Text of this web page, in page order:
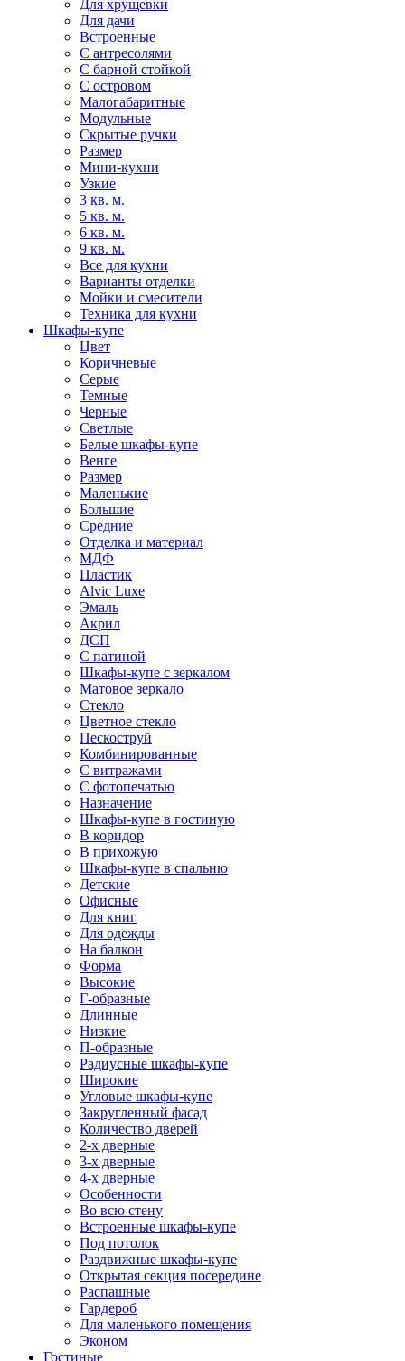
Для хрущевки
Для дачи
Встроенные
С антресолями
С барной стойкой
С островом
Малогабаритные
Модульные
Скрытые ручки
Размер
Мини-кухни
Узкие
3 кв. м.
5 кв. м.
6 кв. м.
9 кв. м.
Все для кухни
Варианты отделки
Мойки и смесители
Техника для кухни
Шкафы-купе
Цвет
Коричневые
Серые
Темные
Черные
Светлые
Белые шкафы-купе
Венге
Размер
Маленькие
Большие
Средние
Отделка и материал
МДФ
Пластик
Alvic Luxe
Эмаль
Акрил
ДСП
С патиной
Шкафы-купе с зеркалом
Матовое зеркало
Стекло
Цветное стекло
Пескоструй
Комбинированные
С витражами
С фотопечатью
Назначение
Шкафы-купе в гостиную
В коридор
В прихожую
Шкафы-купе в спальню
Детские
Офисные
Для книг
Для одежды
На балкон
Форма
Высокие
Г-образные
Длинные
Низкие
П-образные
Радиусные шкафы-купе
Широкие
Угловые шкафы-купе
Закругленный фасад
Количество дверей
2-х дверные
3-х дверные
4-х дверные
Особенности
Во всю стену
Встроенные шкафы-купе
Под потолок
Раздвижные шкафы-купе
Открытая секция посередине
Распашные
Гардероб
Для маленького помещения
Эконом
Гостиные